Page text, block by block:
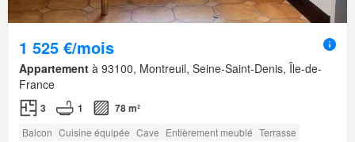
1 525 €/mois
Appartement à 93100, Montreuil, Seine-Saint-Denis, Île-de-
France
3 1 78 m²
Balcon Cuisine équipée Cave Entièrement meublé Terrasse